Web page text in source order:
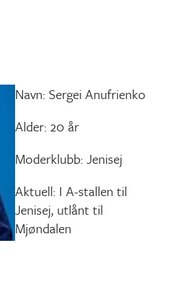
Navn: Sergei Anufrienko
Alder: 20 år
Moderklubb: Jenisej
Aktuell: I A-stallen til
Jenisej, utlånt til
Mjøndalen